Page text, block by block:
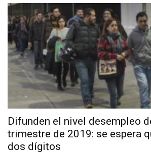
Difunden el nivel desempleo
trimestre de 2019: se espera
dos dígitos